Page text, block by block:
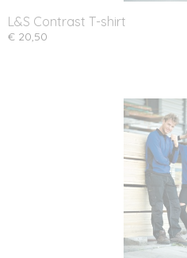
L&S Contrast T-shirt
€ 20,50